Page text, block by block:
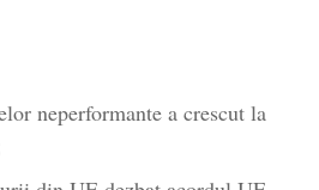
Națiunea
Goga, înlăturat din Iași
neperformante a crescut la